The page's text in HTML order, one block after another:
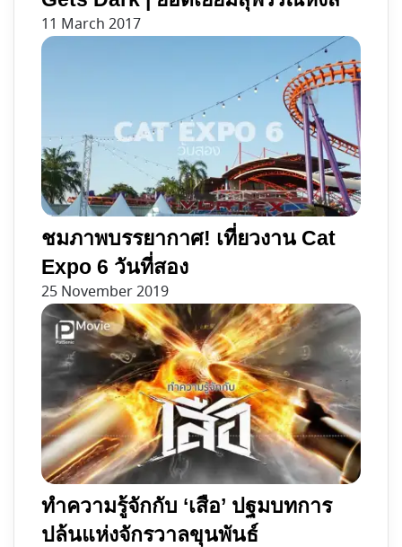
11 March 2017
ชมภาพบรรยากาศ! เที่ยวงาน Cat
Expo 6 วันที่สอง
25 November 2019
ทำความรู้จักกับ ‘เสือ’ ปฐมบทการ
ปล้นแห่งจักรวาลขุนพันธ์